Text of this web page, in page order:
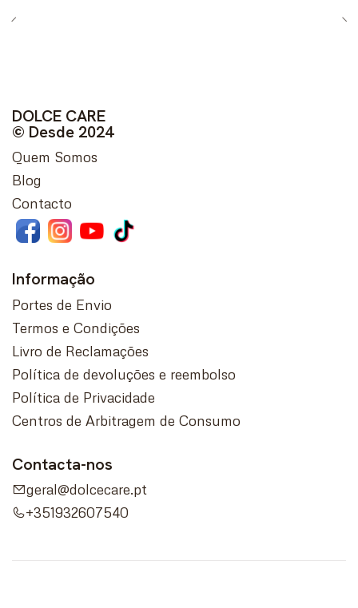
DOLCE CARE
© Desde 2024
Quem Somos
Blog
Contacto
Informação
Portes de Envio
Termos e Condições
Livro de Reclamações
Política de devoluções e reembolso
Política de Privacidade
Centros de Arbitragem de Consumo
Contacta-nos
geral@dolcecare.pt
+351932607540